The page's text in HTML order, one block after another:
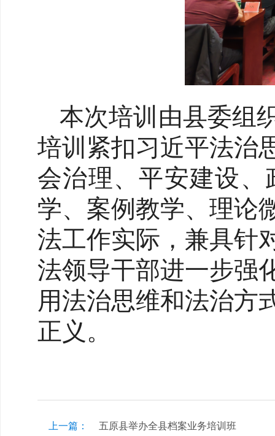
本次培训由县委组
培训紧扣习近平法治
会治理、平安建设
学、案例教学、理论
法工作实际，兼具针
法领导干部进一步强
用法治思维和法治方
正义。
上一篇： 五原县举办全县档案业务培训班